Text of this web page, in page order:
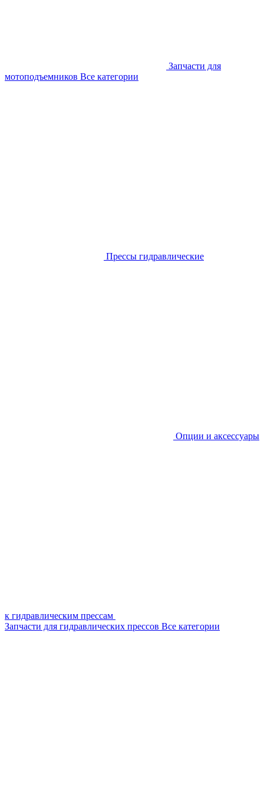
Запчасти для
мотоподъемников Все категории
Прессы гидравлические
Опции и аксессуары
к гидравлическим прессам
Запчасти для гидравлических прессов Все категории